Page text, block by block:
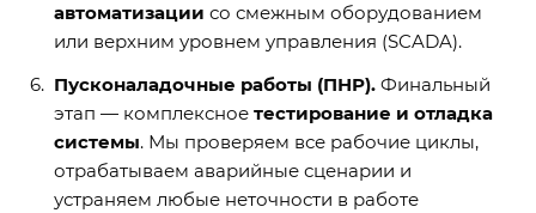
автоматизации со смежным оборудованием
или верхним уровнем управления (SCADA).
Пусконаладочные работы (ПНР). Финальный
этап — комплексное тестирование и отладка
системы. Мы проверяем все рабочие циклы,
отрабатываем аварийные сценарии и
устраняем любые неточности в работе